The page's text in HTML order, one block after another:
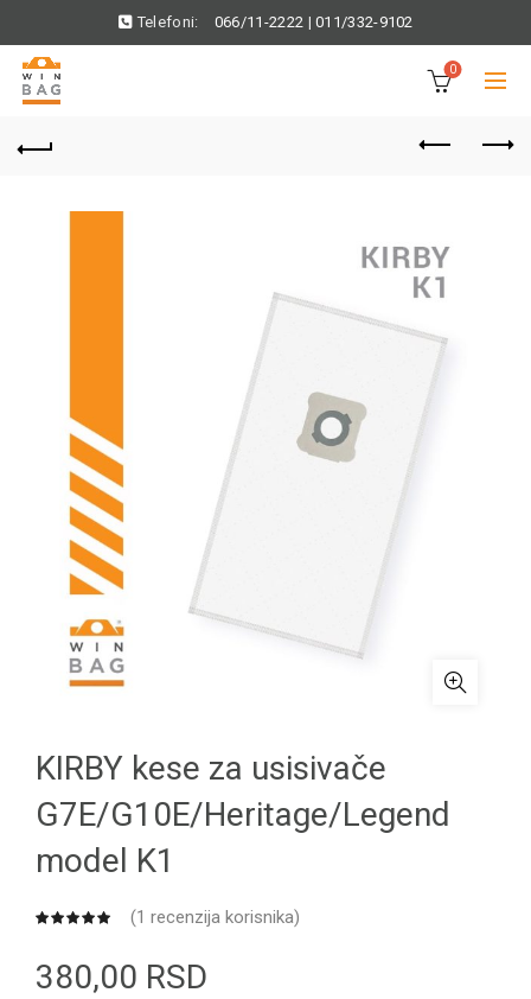
Telefoni: 066/11-2222 |011/332-9102
0
KIRBY kese za usisivače
G7E/G10E/Heritage/Legend
model K1
(1 recenzija korisnika)
380,00 RSD